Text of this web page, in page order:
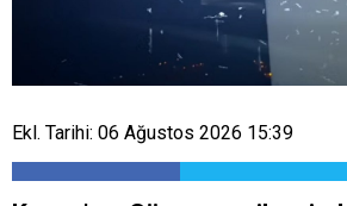
Ekl. Tarihi: 06 Ağustos 2026 15:39